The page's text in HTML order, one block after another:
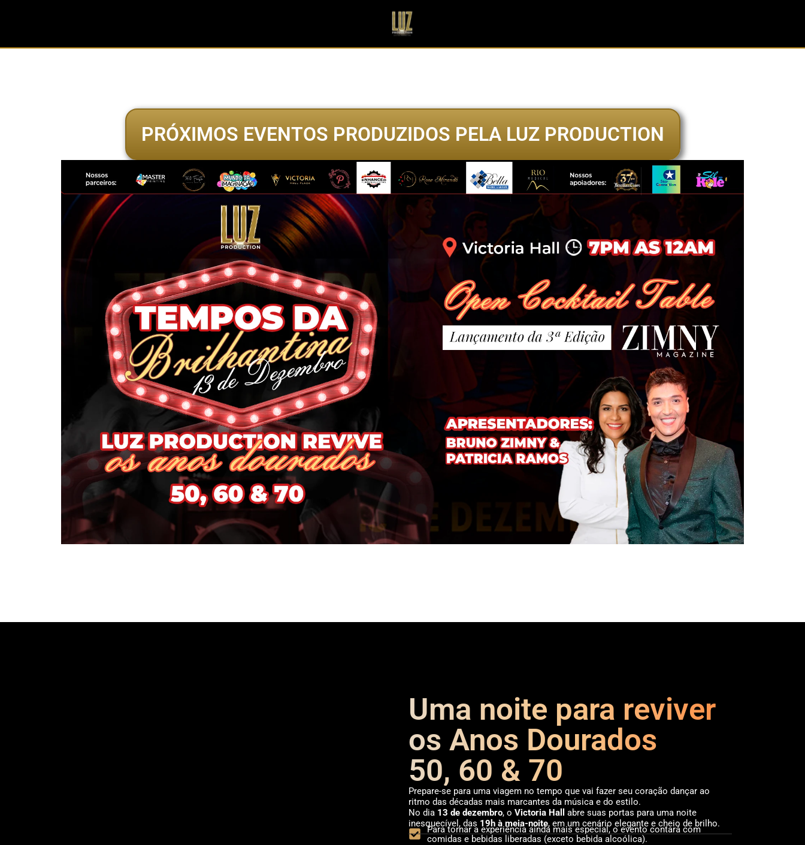
PRÓXIMOS EVENTOS PRODUZIDOS PELA LUZ PRODUCTION
Uma noite para reviver
os Anos Dourados
50, 60 & 70
Prepare-se para uma viagem no tempo que vai fazer seu coração dançar ao
ritmo das décadas mais marcantes da música e do estilo.
No dia 13 de dezembro, o Victoria Hall
abre suas portas para uma noite
inesquecível, das 19h à meia-noite, em um cenário elegante e cheio de brilho.
Para tornar a experiência ainda mais especial, o evento contará com
comidas e bebidas liberadas (exceto bebida alcoólica).